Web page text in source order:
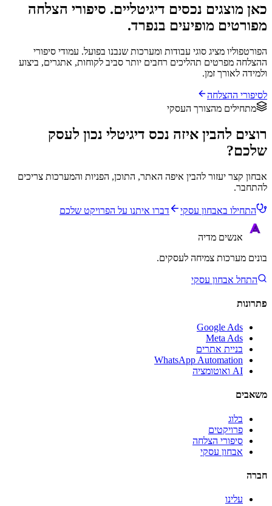
כאן מוצגים נכסים דיגיטליים. סיפורי הצלחה
מפורטים מופיעים בנפרד.
הפורטפוליו מציג סוגי עבודות ומערכות שנבנו בפועל. עמודי סיפורי
ההצלחה מפרטים תהליכים רחבים יותר סביב לקוחות, אתגרים, ביצוע
ולמידה לאורך זמן.
לסיפורי ההצלחה
מתחילים מהצורך העסקי
רוצים להבין איזה נכס דיגיטלי נכון לעסק
שלכם?
אבחון קצר יעזור להבין איפה האתר, התוכן, הפניות והמערכות צריכים
להתחבר.
התחילו באבחון עסקי דברו איתנו על הפרויקט שלכם
אנשים מדיה
בונים מערכות צמיחה לעסקים.
התחל אבחון עסקי
פתרונות
Google Ads
Meta Ads
בניית אתרים
WhatsApp Automation
AI ואוטומציה
משאבים
בלוג
פרויקטים
סיפורי הצלחה
אבחון עסקי
חברה
עלינו